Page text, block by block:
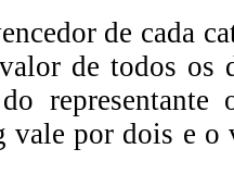
de cada
de todos os
representante
vale por dois e o